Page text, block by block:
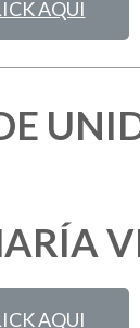
AQUI
AQUI